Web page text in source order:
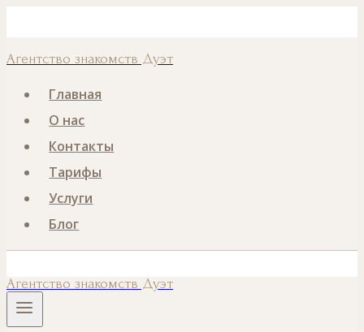
содержанию
Агентство знакомств Дуэт
Главная
О нас
Контакты
Тарифы
Услуги
Блог
Агентство знакомств Дуэт